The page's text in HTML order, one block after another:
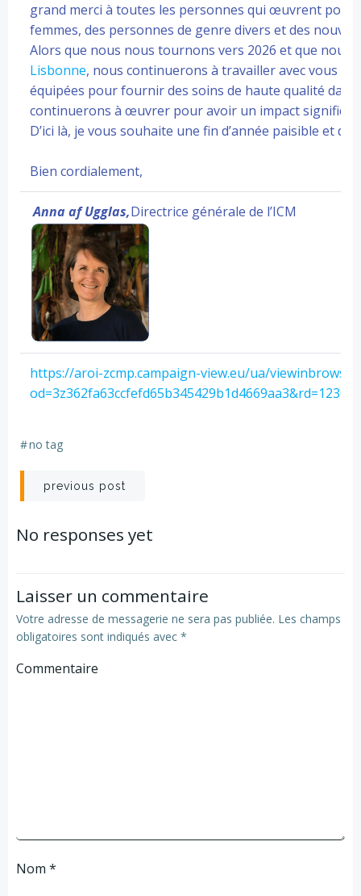
grand merci à toutes les personnes qui œuvrent
femmes, des personnes de genre divers et des
Alors que nous nous tournons vers 2026 et que
Lisbonne, nous continuerons à travailler avec vous
équipées pour fournir des soins de haute qualité
continuerons à œuvrer pour avoir un impact
D’ici là, je vous souhaite une fin d’année paisible et
Bien cordialement,
Anna af Ugglas,Directrice générale de l’ICM
https://aroi-zcmp.campaign-view.eu/ua/
#no tag
Navigation
de
previous post
No responses yet
Laisser un commentaire
Votre adresse de messagerie ne sera pas publiée. Les champs
obligatoires sont indiqués avec *
Commentaire
Nom *